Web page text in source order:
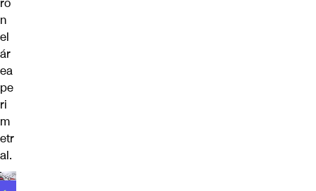
n
el
ár
ea
pe
ri
m
etr
al.